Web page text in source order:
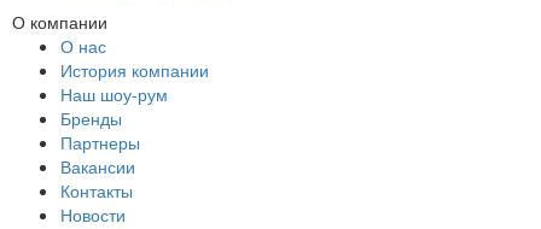
О компании
О нас
История компании
Наш шоу-рум
Бренды
Партнеры
Вакансии
Контакты
Новости